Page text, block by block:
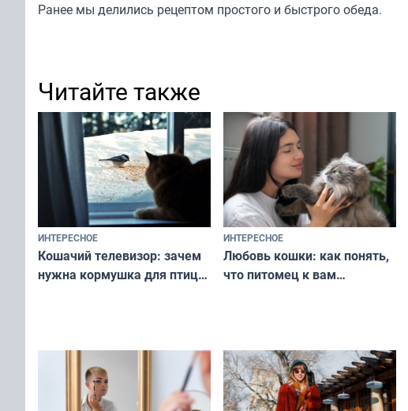
Ранее мы делились рецептом простого и быстрого обеда.
Читайте также
ИНТЕРЕСНОЕ
Кошачий телевизор: зачем
нужна кормушка для птиц
ИНТЕРЕСНОЕ
Любовь кошки: как понять,
что питомец к вам